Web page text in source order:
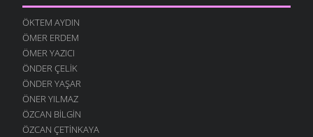
ÖKTEM AYDIN
ÖMER ERDEM
ÖMER YAZICI
ÖNDER ÇELIK
ÖNDER YAŞAR
ÖNER YILMAZ
ÖZCAN BILGIN
ÖZCAN ÇETINKAYA